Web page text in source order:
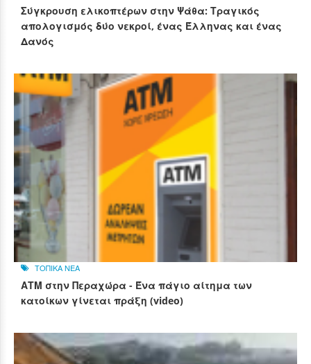
Σύγκρουση ελικοπτέρων στην Ψάθα: Τραγικός
απολογισμός δύο νεκροί, ένας Έλληνας και ένας
Δανός
ΤΟΠΙΚΑ ΝΕΑ
ΑΤΜ στην Περαχώρα - Ένα πάγιο αίτημα των
κατοίκων γίνεται πράξη (video)